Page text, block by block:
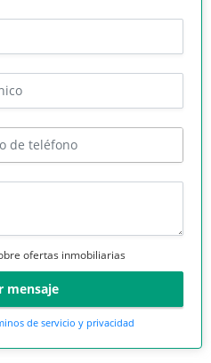
ofertas inmobiliarias
mensaje
de servicio y privacidad